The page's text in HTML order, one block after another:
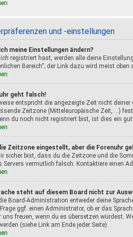
und -einstellungen
meine Einstellungen ändern?
registriert hast, werden alle deine
Bereich“; der Link dazu wird meist
geht falsch!
entspricht die angezeigte Zeit nicht
Zeitzone (Mitteleuropäische Zeit, ...)
du noch nicht registriert bist, ist dies ein
Zeitzone eingestellt, aber die Forenuhr
sicher bist, dass du die Zeitzone und die
Servers vermutlich falsch. Kontaktiere einen
steht auf diesem Board nicht zur
Board-Administration entweder deine
ggf. einen Administrator, ob er das
uns freuen, wenn du es übersetzen würdest.
(siehe Link am Ende jeder Seite).